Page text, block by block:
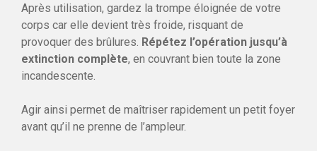
Après utilisation, gardez la trompe éloignée de votre
corps car elle devient très froide, risquant de
provoquer des brûlures. Répétez l’opération jusqu’à
extinction complète, en couvrant bien toute la zone
incandescente.
Agir ainsi permet de maîtriser rapidement un petit foyer
avant qu’il ne prenne de l’ampleur.